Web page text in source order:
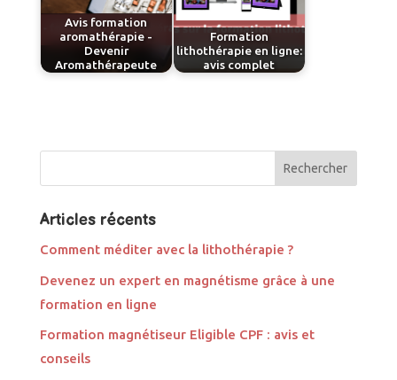
Avis formation
aromathérapie -
Devenir
Aromathérapeute
Formation
lithothérapie en ligne:
avis complet
Articles récents
Comment méditer avec la lithothérapie ?
Devenez un expert en magnétisme grâce à une
formation en ligne
Formation magnétiseur Eligible CPF : avis et
conseils